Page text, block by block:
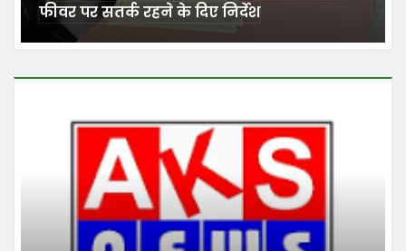
फीवर पर सतर्क रहने के दिए निर्देश